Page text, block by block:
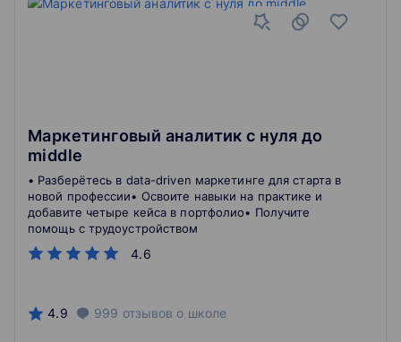
Маркетинговый аналитик с нуля до
middle
4.6
• Разберётесь в data-driven маркетинге для старта в
новой профессии• Освоите навыки на практике и
добавите четыре кейса в портфолио• Получите
помощь с трудоустройством
4.9 999 отзывов о школе